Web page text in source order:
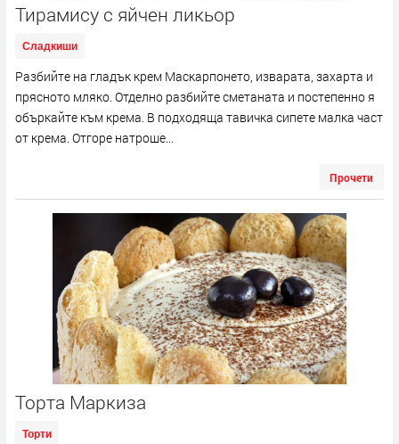
Тирамису с яйчен ликьор
Сладкиши
Разбийте на гладък крем Маскарпонето, изварата, захарта и
прясното мляко. Отделно разбийте сметаната и постепенно я
объркайте към крема. В подходяща тавичка сипете малка част
от крема. Отгоре натроше...
Прочети
Торта Маркиза
Торти